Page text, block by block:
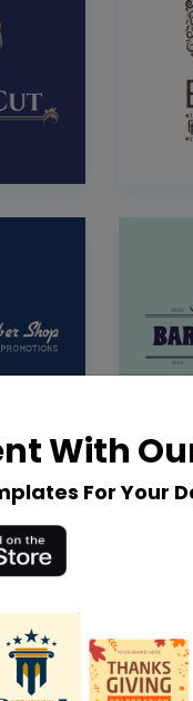
With
For Your